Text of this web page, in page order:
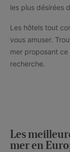
les plus désirées
Les hôtels tout
vous amuser.
mer proposant
recherche.
Les
mer en